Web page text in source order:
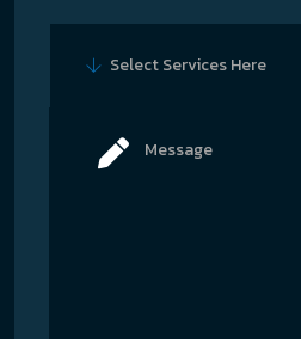
Select Services Here